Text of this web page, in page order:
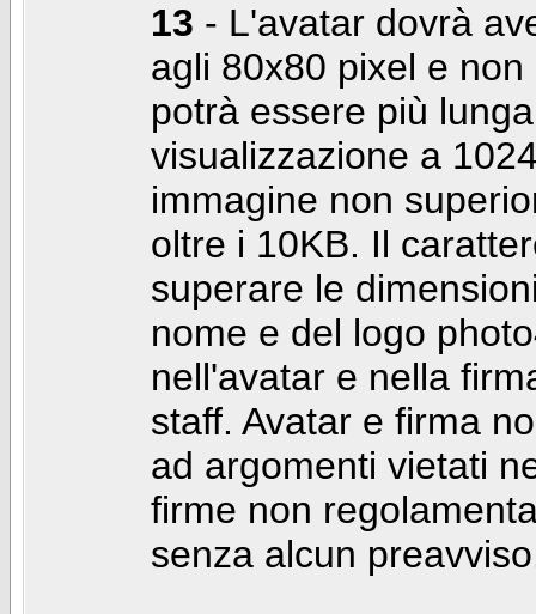
13 - L'avatar dovrà
agli 80x80 pixel e
potrà essere più
visualizzazione a
immagine non
oltre i 10KB. Il
superare le
nome e del logo
nell'avatar e nella
staff. Avatar e firma
ad argomenti vietati
firme non
senza alcun